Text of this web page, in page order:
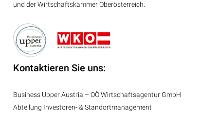
und der Wirtschaftskammer Oberösterreich.
Kontaktieren Sie uns:
Business Upper Austria – OÖ Wirtschaftsagentur GmbH
Abteilung Investoren- & Standortmanagement